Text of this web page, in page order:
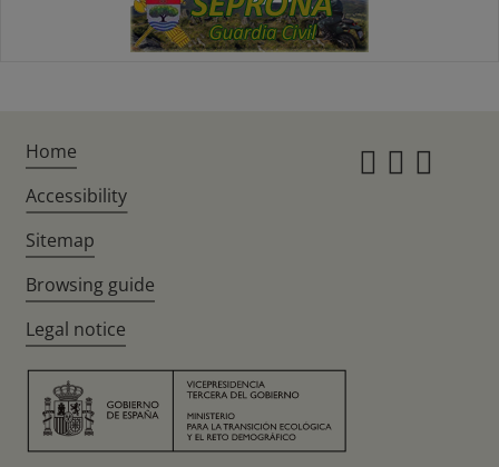
Home
Accessibility
Sitemap
Browsing guide
Legal notice